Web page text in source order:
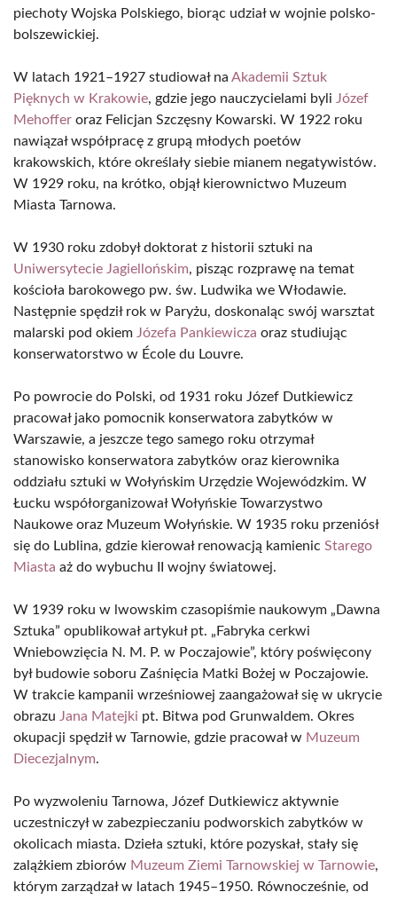
piechoty Wojska Polskiego, biorąc udział w wojnie polsko-
bolszewickiej.
W latach 1921–1927 studiował na Akademii Sztuk
Pięknych w Krakowie, gdzie jego nauczycielami byli Józef
Mehoffer oraz Felicjan Szczęsny Kowarski. W 1922 roku
nawiązał współpracę z grupą młodych poetów
krakowskich, które określały siebie mianem negatywistów.
W 1929 roku, na krótko, objął kierownictwo Muzeum
Miasta Tarnowa.
W 1930 roku zdobył doktorat z historii sztuki na
Uniwersytecie Jagiellońskim, pisząc rozprawę na temat
kościoła barokowego pw. św. Ludwika we Włodawie.
Następnie spędził rok w Paryżu, doskonaląc swój warsztat
malarski pod okiem Józefa Pankiewicza oraz studiując
konserwatorstwo w École du Louvre.
Po powrocie do Polski, od 1931 roku Józef Dutkiewicz
pracował jako pomocnik konserwatora zabytków w
Warszawie, a jeszcze tego samego roku otrzymał
stanowisko konserwatora zabytków oraz kierownika
oddziału sztuki w Wołyńskim Urzędzie Wojewódzkim. W
Łucku współorganizował Wołyńskie Towarzystwo
Naukowe oraz Muzeum Wołyńskie. W 1935 roku przeniósł
się do Lublina, gdzie kierował renowacją kamienic Starego
Miasta aż do wybuchu II wojny światowej.
W 1939 roku w lwowskim czasopiśmie naukowym „Dawna
Sztuka” opublikował artykuł pt. „Fabryka cerkwi
Wniebowzięcia N. M. P. w Poczajowie”, który poświęcony
był budowie soboru Zaśnięcia Matki Bożej w Poczajowie.
W trakcie kampanii wrześniowej zaangażował się w ukrycie
obrazu Jana Matejki pt. Bitwa pod Grunwaldem. Okres
okupacji spędził w Tarnowie, gdzie pracował w Muzeum
Diecezjalnym.
Po wyzwoleniu Tarnowa, Józef Dutkiewicz aktywnie
uczestniczył w zabezpieczaniu podworskich zabytków w
okolicach miasta. Dzieła sztuki, które pozyskał, stały się
zalążkiem zbiorów Muzeum Ziemi Tarnowskiej w Tarnowie,
którym zarządzał w latach 1945–1950. Równocześnie, od